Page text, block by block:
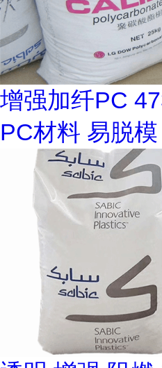
增强加纤PC
PC材料 易脱